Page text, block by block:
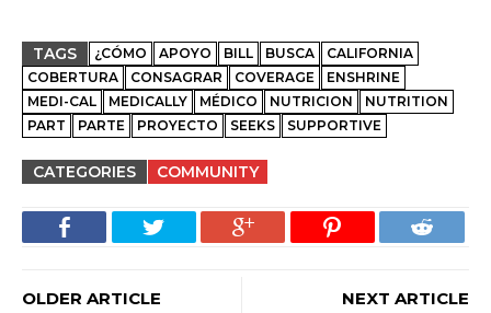
TAGS ¿CÓMO APOYO BILL BUSCA
CALIFORNIA
COBERTURA
CONSAGRAR COVERAGE
ENSHRINE
MEDI-CAL
MEDICALLY MÉDICO NUTRICION
NUTRITION
PART
PARTE PROYECTO SEEKS SUPPORTIVE
CATEGORIES COMMUNITY
OLDER ARTICLE
NEXT ARTICLE